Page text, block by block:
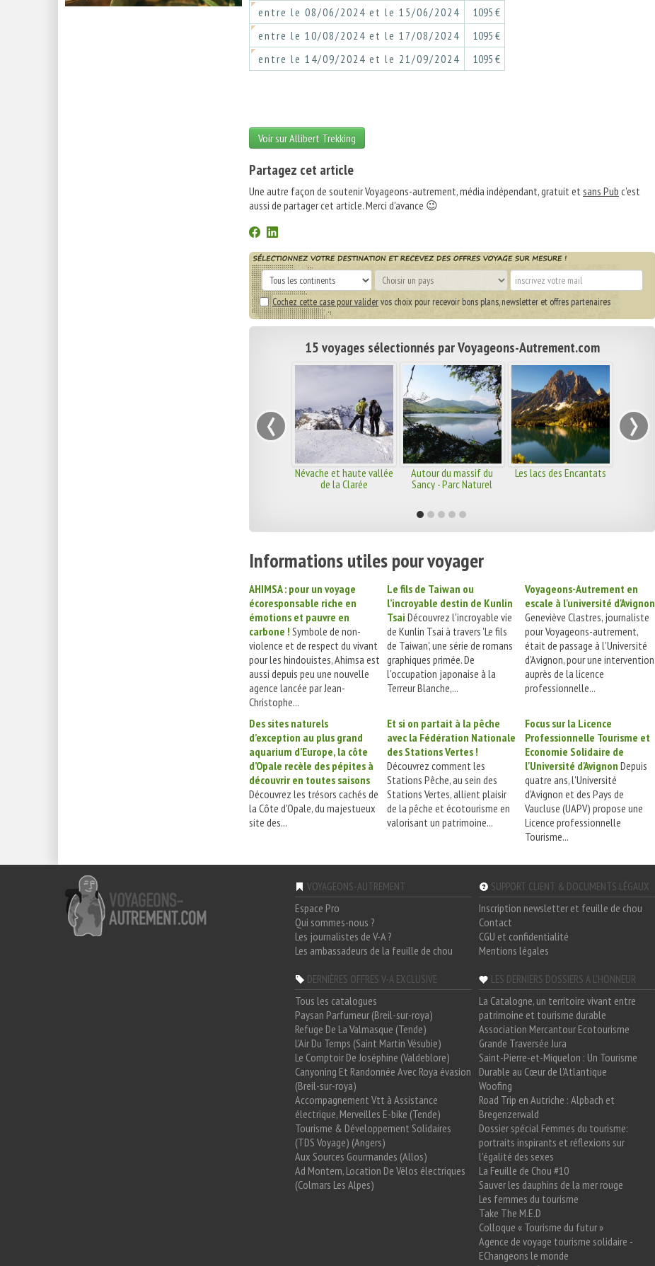
entre le 08/06/2024 et le 15/06/2024
1095 €
entre le 10/08/2024 et le 17/08/2024
1095 €
entre le 14/09/2024 et le 21/09/2024
1095 €
Voir sur Allibert Trekking
Partagez cet article
Une autre façon de soutenir Voyageons-autrement, média indépendant, gratuit etsans Pub c'est
aussi de partager cet article. Merci d'avance 😉
Cochez cette case pour validervos choix pour recevoir bons plans, newsletter et offres partenaires
15 voyages sélectionnés par Voyageons-Autrement.com
Névache et haute vallée
de la Clarée
Autour du massif du
Sancy - Parc Naturel
Les lacs des Encantats
‹ ›
Informations utiles pour voyager
AHIMSA : pour un voyage
écoresponsable riche en
émotions et pauvre en
carbone ! Symbole de non-
violence et de respect du vivant
pour les hindouistes, Ahimsa est
aussi depuis peu une nouvelle
agence lancée par Jean-
Christophe...
Le fils de Taiwan ou
l’incroyable destin de Kunlin
Tsai Découvrez l'incroyable vie
de Kunlin Tsai à travers 'Le fils
de Taiwan', une série de romans
graphiques primée. De
l'occupation japonaise à la
Terreur Blanche,...
Voyageons-Autrement en
escale à l'université d'Avignon
Geneviève Clastres, journaliste
pour Voyageons-autrement,
était de passage à l'Université
d'Avignon, pour une intervention
auprès de la licence
professionnelle...
Des sites naturels
d’exception au plus grand
aquarium d’Europe, la côte
d’Opale recèle des pépites à
découvrir en toutes saisons
Découvrez les trésors cachés de
la Côte d'Opale, du majestueux
site des...
Et si on partait à la pêche
avec la Fédération Nationale
des Stations Vertes !
Découvrez comment les
Stations Pêche, au sein des
Stations Vertes, allient plaisir
de la pêche et écotourisme en
valorisant un patrimoine...
Focus sur la Licence
Professionnelle Tourisme et
Economie Solidaire de
l'Université d'Avignon Depuis
quatre ans, l'Université
d'Avignon et des Pays de
Vaucluse (UAPV) propose une
Licence professionnelle
Tourisme...
VOYAGEONS-AUTREMENT
Espace Pro
Qui sommes-nous ?
Les journalistes de V-A ?
Les ambassadeurs de la feuille de chou
SUPPORT CLIENT & DOCUMENTS LÉGAUX
Inscription newsletter et feuille de chou
Contact
CGU et confidentialité
Mentions légales
DERNIÈRES OFFRES V-A EXCLUSIVE
Tous les catalogues
Paysan Parfumeur (Breil-sur-roya)
Refuge De La Valmasque (Tende)
L'Air Du Temps (Saint Martin Vésubie)
Le Comptoir De Joséphine (Valdeblore)
Canyoning Et Randonnée Avec Roya évasion
(Breil-sur-roya)
Accompagnement Vtt à Assistance
électrique, Merveilles E-bike (Tende)
Tourisme & Développement Solidaires
(TDS Voyage) (Angers)
Aux Sources Gourmandes (Allos)
Ad Montem, Location De Vélos électriques
(Colmars Les Alpes)
LES DERNIERS DOSSIERS A L'HONNEUR
La Catalogne, un territoire vivant entre
patrimoine et tourisme durable
Association Mercantour Ecotourisme
Grande Traversée Jura
Saint-Pierre-et-Miquelon : Un Tourisme
Durable au Cœur de l'Atlantique
Woofing
Road Trip en Autriche : Alpbach et
Bregenzerwald
Dossier spécial Femmes du tourisme:
portraits inspirants et réflexions sur
l'égalité des sexes
La Feuille de Chou #10
Sauver les dauphins de la mer rouge
Les femmes du tourisme
Take The M.E.D
Colloque « Tourisme du futur »
Agence de voyage tourisme solidaire -
EChangeons le monde